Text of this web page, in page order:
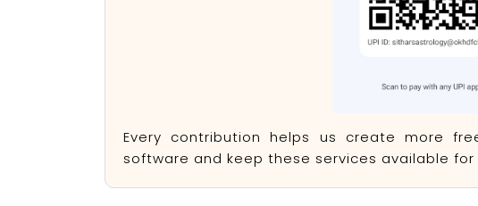
Every contribution helps us create more
software and keep these services available for